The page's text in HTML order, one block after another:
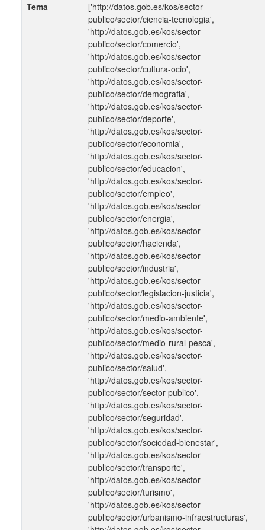
Tema
['http://datos.gob.es/kos/sector-
publico/sector/ciencia-tecnologia',
'http://datos.gob.es/kos/sector-
publico/sector/comercio',
'http://datos.gob.es/kos/sector-
publico/sector/cultura-ocio',
'http://datos.gob.es/kos/sector-
publico/sector/demografia',
'http://datos.gob.es/kos/sector-
publico/sector/deporte',
'http://datos.gob.es/kos/sector-
publico/sector/economia',
'http://datos.gob.es/kos/sector-
publico/sector/educacion',
'http://datos.gob.es/kos/sector-
publico/sector/empleo',
'http://datos.gob.es/kos/sector-
publico/sector/energia',
'http://datos.gob.es/kos/sector-
publico/sector/hacienda',
'http://datos.gob.es/kos/sector-
publico/sector/industria',
'http://datos.gob.es/kos/sector-
publico/sector/legislacion-justicia',
'http://datos.gob.es/kos/sector-
publico/sector/medio-ambiente',
'http://datos.gob.es/kos/sector-
publico/sector/medio-rural-pesca',
'http://datos.gob.es/kos/sector-
publico/sector/salud',
'http://datos.gob.es/kos/sector-
publico/sector/sector-publico',
'http://datos.gob.es/kos/sector-
publico/sector/seguridad',
'http://datos.gob.es/kos/sector-
publico/sector/sociedad-bienestar',
'http://datos.gob.es/kos/sector-
publico/sector/transporte',
'http://datos.gob.es/kos/sector-
publico/sector/turismo',
'http://datos.gob.es/kos/sector-
publico/sector/urbanismo-infraestructuras',